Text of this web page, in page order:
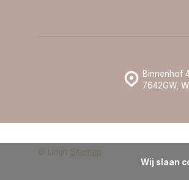
Binnenhof
7642GW,
© Linijn Sitemap
Wij slaan